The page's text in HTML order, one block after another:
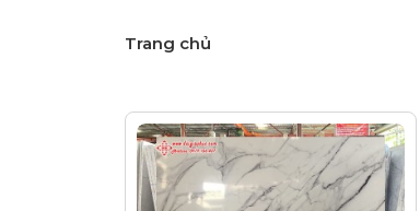
Trang chủ